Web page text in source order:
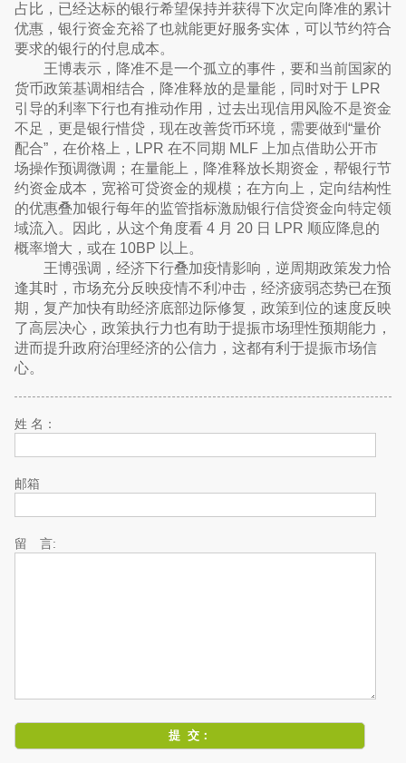
占比，已经达标的银行希望保持并获得下次定向降准的累计
优惠，银行资金充裕了也就能更好服务实体，可以节约符合
要求的银行的付息成本。
王博表示，降准不是一个孤立的事件，要和当前国家的
货币政策基调相结合，降准释放的是量能，同时对于 LPR
引导的利率下行也有推动作用，过去出现信用风险不是资金
不足，更是银行惜贷，现在改善货币环境，需要做到“量价
配合”，在价格上，LPR 在不同期 MLF 上加点借助公开市
场操作预调微调；在量能上，降准释放长期资金，帮银行节
约资金成本，宽裕可贷资金的规模；在方向上，定向结构性
的优惠叠加银行每年的监管指标激励银行信贷资金向特定领
域流入。因此，从这个角度看 4 月 20 日 LPR 顺应降息的
概率增大，或在 10BP 以上。
王博强调，经济下行叠加疫情影响，逆周期政策发力恰
逢其时，市场充分反映疫情不利冲击，经济疲弱态势已在预
期，复产加快有助经济底部边际修复，政策到位的速度反映
了高层决心，政策执行力也有助于提振市场理性预期能力，
进而提升政府治理经济的公信力，这都有利于提振市场信
心。
姓 名：
邮箱
留 言: